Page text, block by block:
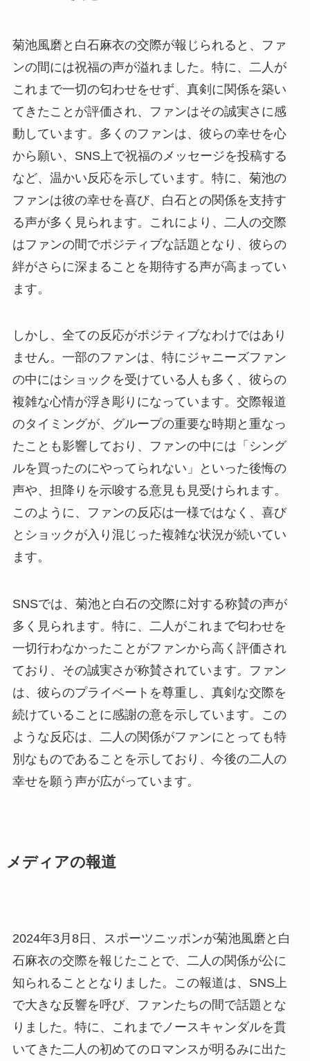
菊池風磨と白石麻衣の交際が報じられると、ファ
ンの間には祝福の声が溢れました。特に、二人が
これまで一切の匂わせをせず、真剣に関係を築い
てきたことが評価され、ファンはその誠実さに感
動しています。多くのファンは、彼らの幸せを心
から願い、SNS上で祝福のメッセージを投稿する
など、温かい反応を示しています。特に、菊池の
ファンは彼の幸せを喜び、白石との関係を支持す
る声が多く見られます。これにより、二人の交際
はファンの間でポジティブな話題となり、彼らの
絆がさらに深まることを期待する声が高まってい
ます。
しかし、全ての反応がポジティブなわけではあり
ません。一部のファンは、特にジャニーズファン
の中にはショックを受けている人も多く、彼らの
複雑な心情が浮き彫りになっています。交際報道
のタイミングが、グループの重要な時期と重なっ
たことも影響しており、ファンの中には「シング
ルを買ったのにやってられない」といった後悔の
声や、担降りを示唆する意見も見受けられます。
このように、ファンの反応は一様ではなく、喜び
とショックが入り混じった複雑な状況が続いてい
ます。
SNSでは、菊池と白石の交際に対する称賛の声が
多く見られます。特に、二人がこれまで匂わせを
一切行わなかったことがファンから高く評価され
ており、その誠実さが称賛されています。ファン
は、彼らのプライベートを尊重し、真剣な交際を
続けていることに感謝の意を示しています。この
ような反応は、二人の関係がファンにとっても特
別なものであることを示しており、今後の二人の
幸せを願う声が広がっています。
メディアの報道
2024年3月8日、スポーツニッポンが菊池風磨と白
石麻衣の交際を報じたことで、二人の関係が公に
知られることとなりました。この報道は、SNS上
で大きな反響を呼び、ファンたちの間で話題とな
りました。特に、これまでノースキャンダルを貫
いてきた二人の初めてのロマンスが明るみに出た